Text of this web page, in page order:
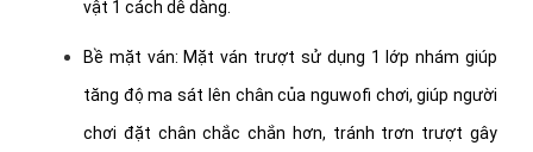
vật 1 cách dễ dàng.
Bề mặt ván: Mặt ván trượt sử dụng 1 lớp nhám giúp
tăng độ ma sát lên chân của nguwofi chơi, giúp người
chơi đặt chân chắc chắn hơn, tránh trơn trượt gây